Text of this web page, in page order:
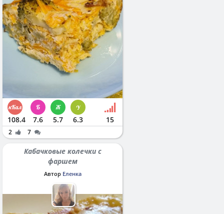
108.4 7.6 5.7 6.3 15
2 7
Кабачковые колечки с
фаршем
Автор Еленка